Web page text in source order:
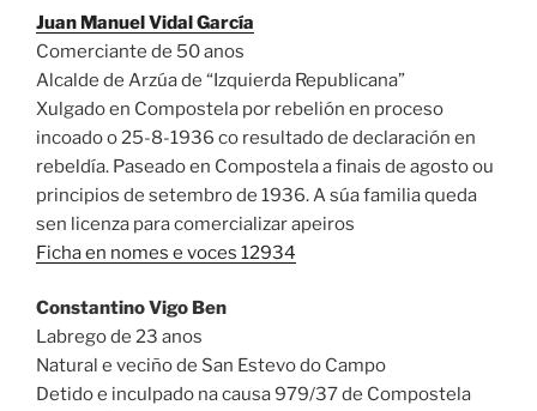
Juan Manuel Vidal García
Comerciante de 50 anos
Alcalde de Arzúa de “Izquierda Republicana”
Xulgado en Compostela por rebelión en proceso
incoado o 25-8-1936 co resultado de declaración en
rebeldía. Paseado en Compostela a finais de agosto ou
principios de setembro de 1936. A súa familia queda
sen licenza para comercializar apeiros
Ficha en nomes e voces 12934
Constantino Vigo Ben
Labrego de 23 anos
Natural e veciño de San Estevo do Campo
Detido e inculpado na causa 979/37 de Compostela